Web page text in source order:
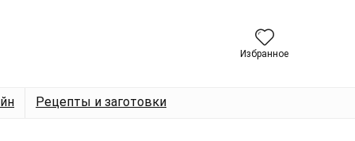
Избранное
Рецепты и заготовки